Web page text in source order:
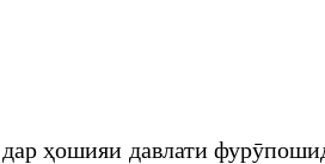
ҳошияи давлати